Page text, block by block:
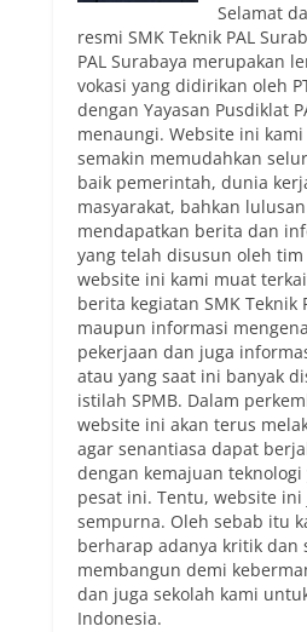
Selamat
resmi SMK Teknik PAL
PAL Surabaya merupakan
vokasi yang didirikan oleh
dengan Yayasan Pusdiklat
menaungi. Website ini
semakin memudahkan
baik pemerintah, dunia
masyarakat, bahkan
mendapatkan berita dan
yang telah disusun oleh
website ini kami muat
berita kegiatan SMK Teknik
maupun informasi
pekerjaan dan juga
atau yang saat ini banyak
istilah SPMB. Dalam
website ini akan terus
agar senantiasa dapat
dengan kemajuan teknologi
pesat ini. Tentu, website
sempurna. Oleh sebab itu
berharap adanya kritik dan
membangun demi
dan juga sekolah kami
Indonesia.